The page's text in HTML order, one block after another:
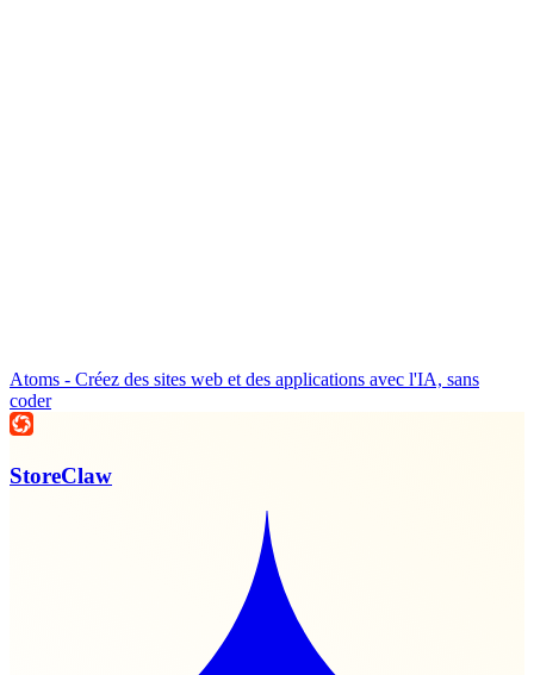
Atoms - Créez des sites web et des applications avec l'IA, sans
coder
StoreClaw